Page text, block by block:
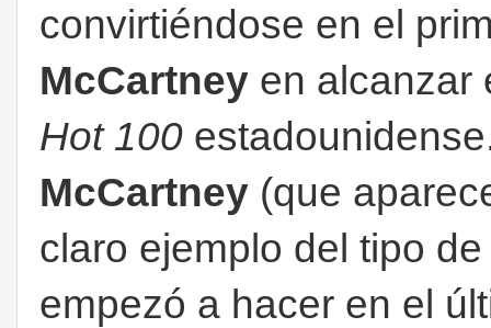
convirtiéndose en el
McCartney en alcanzar
Hot 100
McCartney (que
claro ejemplo del tipo
empezó a hacer en el